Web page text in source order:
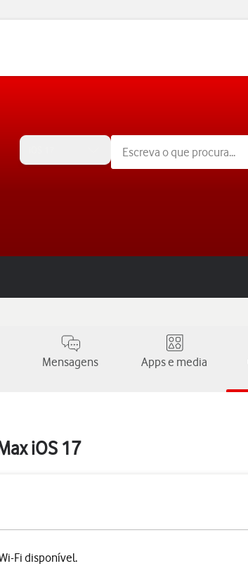
Mensagens Apps e media
iOS 17
Fi disponível.